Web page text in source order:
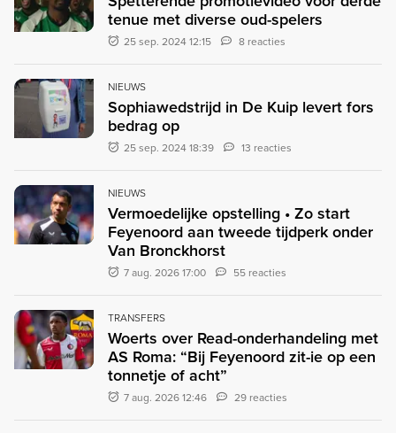
tenue met diverse oud-spelers
25 sep. 2024 12:15 8 reacties
NIEUWS
Sophiawedstrijd in De Kuip levert fors
bedrag op
25 sep. 2024 18:39 13 reacties
NIEUWS
Vermoedelijke opstelling • Zo start
Feyenoord aan tweede tijdperk onder
Van Bronckhorst
7 aug. 2026 17:00 55 reacties
TRANSFERS
Woerts over Read-onderhandeling met
AS Roma: “Bij Feyenoord zit-ie op een
tonnetje of acht”
7 aug. 2026 12:46 29 reacties